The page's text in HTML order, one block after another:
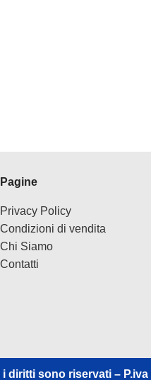
Pagine
Privacy Policy
Condizioni di vendita
Chi Siamo
Contatti
diritti sono riservati – P.iva